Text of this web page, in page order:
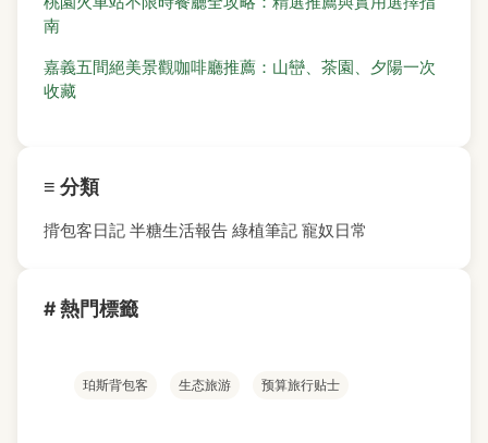
南
嘉義五間絕美景觀咖啡廳推薦：山巒、茶園、夕陽一次
收藏
≡ 分類
揹包客日記 半糖生活報告 綠植筆記 寵奴日常
# 熱門標籤
珀斯背包客 生态旅游 预算旅行贴士